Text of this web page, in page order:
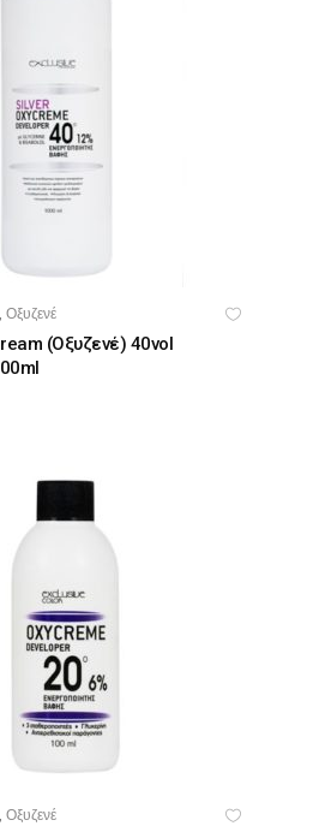
ΚΑΛΆΘΙ
, Οξυζενέ
(οξυζενέ) 40vol
, Οξυζενέ